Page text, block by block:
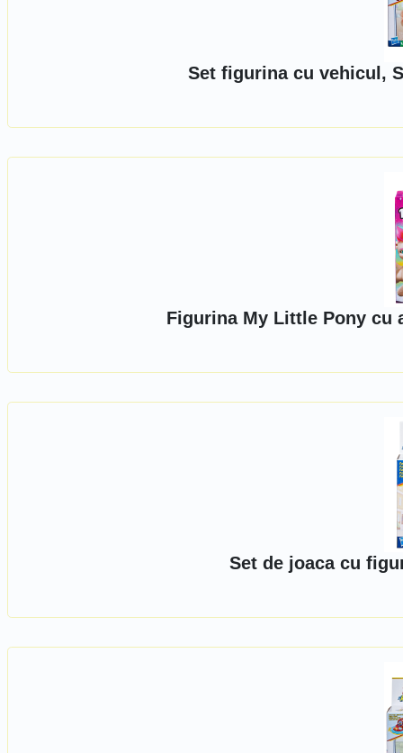
Set figurina cu vehicul,
Figurina My Little Pony cu
Set de joaca cu